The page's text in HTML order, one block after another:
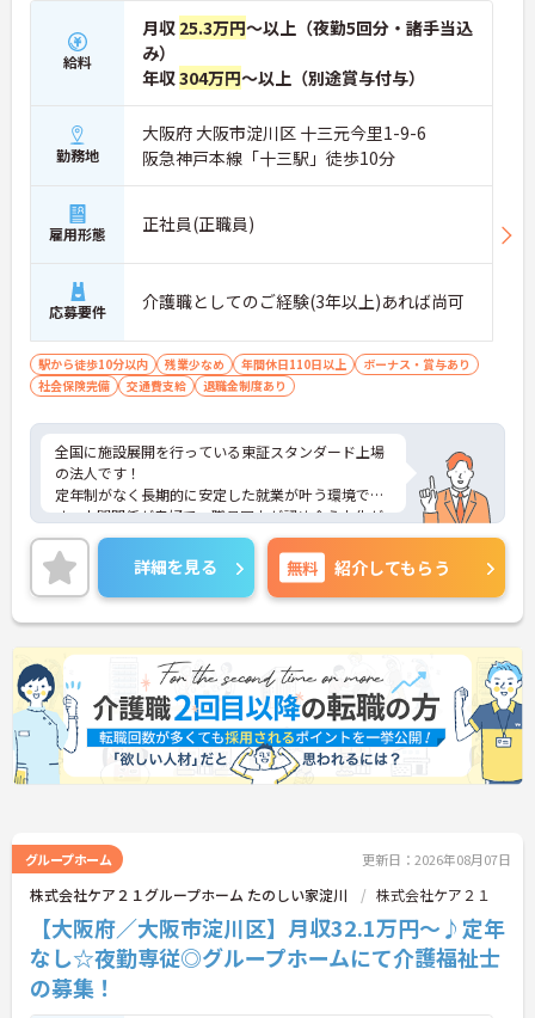
給料
月収 25.3万円～以上（夜勤5回分・諸手当込
み）
年収304万円～以上（別途賞与付与）
勤務地
大阪府 大阪市淀川区 十三元今里1-9-6
阪急神戸本線「十三駅」徒歩10分
雇用形態 正社員(正職員)
応募要件 介護職としてのご経験(3年以上)あれば尚可
駅から徒歩10分以内 残業少なめ 年間休日110日以上
ボーナス・賞与あり
社会保険完備
交通費支給 退職金制度あり
全国に施設展開を行っている東証スタンダード上場
の法人です！
定年制がなく長期的に安定した就業が叶う環境で
す。人間関係が良好で、職員同士が認め合う文化が
根付いています。
ご興味のある方には、面接対策ポイントなど、さら
に詳細をご案内しますのでお気軽にご相談くださ
い！
詳細を見る 無料 紹介してもらう
グループホーム 更新日：2026年08月07日
株式会社ケア２１グループホーム たのしい家淀川 株式会社ケア２１
【大阪府／大阪市淀川区】月収32.1万円～♪定年
なし☆夜勤専従◎グループホームにて介護福祉士
の募集！